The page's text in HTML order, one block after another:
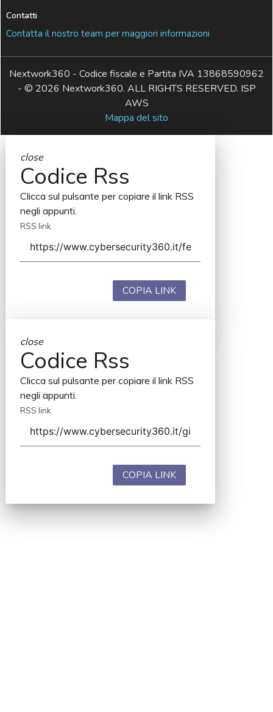
Contatti
Contatta il nostro team per maggiori informazioni
Nextwork360 - Codice fiscale e Partita IVA 13868590962
- © 2026 Nextwork360. ALL RIGHTS RESERVED. ISP
AWS
Mappa del sito
close
Codice Rss
Clicca sul pulsante per copiare il link RSS
negli appunti.
RSS link
COPIA LINK
close
Codice Rss
Clicca sul pulsante per copiare il link RSS
negli appunti.
RSS link
COPIA LINK